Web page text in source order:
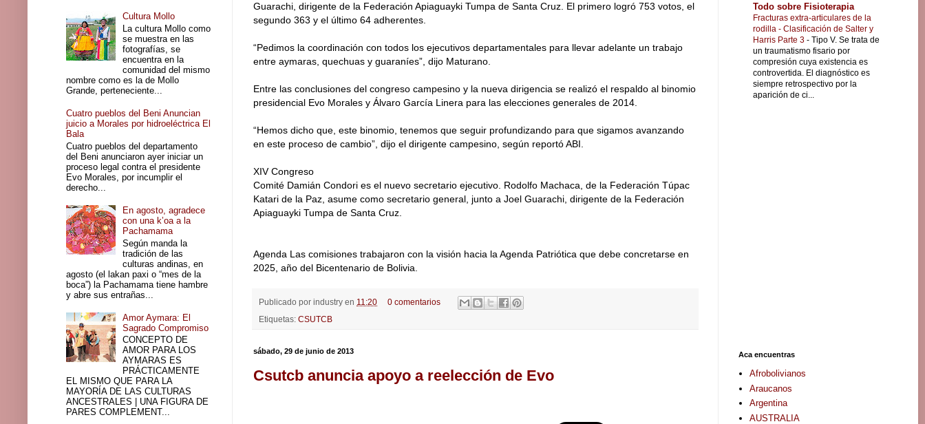
Guarachi, dirigente de la Federación Apiaguayki Tumpa de Santa Cruz. El primero logró 753 votos, el
segundo 363 y el último 64 adherentes.
“Pedimos la coordinación con todos los ejecutivos departamentales para llevar adelante un trabajo
entre aymaras, quechuas y guaraníes”, dijo Maturano.
Entre las conclusiones del congreso campesino y la nueva dirigencia se realizó el respaldo al binomio
presidencial Evo Morales y Álvaro García Linera para las elecciones generales de 2014.
“Hemos dicho que, este binomio, tenemos que seguir profundizando para que sigamos avanzando
en este proceso de cambio”, dijo el dirigente campesino, según reportó ABI.
XIV Congreso
Comité Damián Condori es el nuevo secretario ejecutivo. Rodolfo Machaca, de la Federación Túpac
Katari de la Paz, asume como secretario general, junto a Joel Guarachi, dirigente de la Federación
Apiaguayki Tumpa de Santa Cruz.
Agenda Las comisiones trabajaron con la visión hacia la Agenda Patriótica que debe concretarse en
2025, año del Bicentenario de Bolivia.
Publicado por industry en 11:20
0 comentarios
Etiquetas: CSUTCB
sábado, 29 de junio de 2013
Csutcb anuncia apoyo a reelección de Evo
Cultura Mollo
La cultura Mollo como
se muestra en las
fotografías, se
encuentra en la
comunidad del mismo
nombre como es la de Mollo
Grande, perteneciente...
Cuatro pueblos del Beni Anuncian
juicio a Morales por hidroeléctrica El
Bala
Cuatro pueblos del departamento
del Beni anunciaron ayer iniciar un
proceso legal contra el presidente
Evo Morales, por incumplir el
derecho...
En agosto, agradece
con una k’oa a la
Pachamama
Según manda la
tradición de las
culturas andinas, en
agosto (el lakan paxi o “mes de la
boca”) la Pachamama tiene hambre
y abre sus entrañas...
Amor Aymara: El
Sagrado Compromiso
CONCEPTO DE
AMOR PARA LOS
AYMARAS ES
PRÁCTICAMENTE
EL MISMO QUE PARA LA
MAYORÍA DE LAS CULTURAS
ANCESTRALES | UNA FIGURA DE
PARES COMPLEMENT...
Todo sobre Fisioterapia
Fracturas extra-articulares de la
rodilla - Clasificación de Salter y
Harris Parte 3 - Tipo V. Se trata de
un traumatismo fisario por
compresión cuya existencia es
controvertida. El diagnóstico es
siempre retrospectivo por la
aparición de ci...
Aca encuentras
Afrobolivianos
Araucanos
Argentina
AUSTRALIA